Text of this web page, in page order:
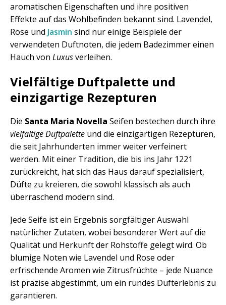
aromatischen Eigenschaften und ihre positiven
Effekte auf das Wohlbefinden bekannt sind. Lavendel,
Rose und Jasmin sind nur einige Beispiele der
verwendeten Duftnoten, die jedem Badezimmer einen
Hauch von Luxusverleihen.
Vielfältige Duftpalette und
einzigartige Rezepturen
Die Santa Maria Novella Seifen bestechen durch ihre
vielfältige Duftpalette und die einzigartigen Rezepturen,
die seit Jahrhunderten immer weiter verfeinert
werden. Mit einer Tradition, die bis ins Jahr 1221
zurückreicht, hat sich das Haus darauf spezialisiert,
Düfte zu kreieren, die sowohl klassisch als auch
überraschend modern sind.
Jede Seife ist ein Ergebnis sorgfältiger Auswahl
natürlicher Zutaten, wobei besonderer Wert auf die
Qualität und Herkunft der Rohstoffe gelegt wird. Ob
blumige Noten wie Lavendel und Rose oder
erfrischende Aromen wie Zitrusfrüchte – jede Nuance
ist präzise abgestimmt, um ein rundes Dufterlebnis zu
garantieren.